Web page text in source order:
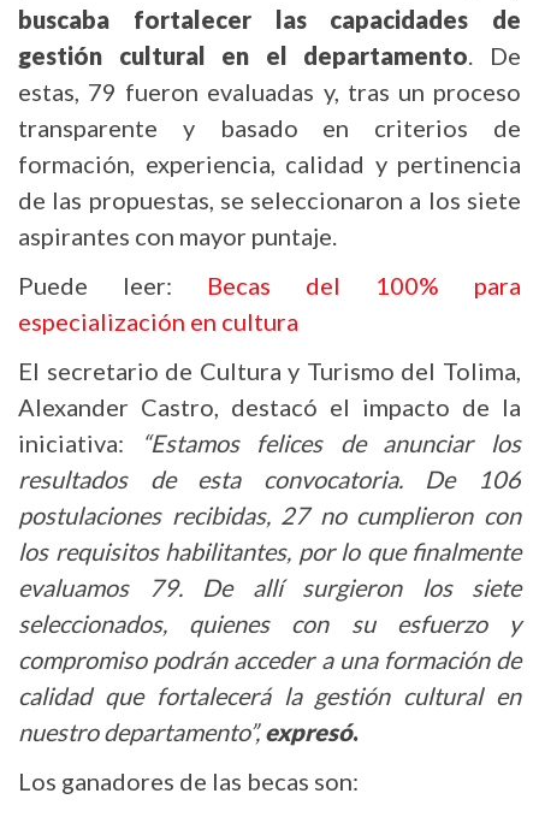
buscaba fortalecer las capacidades de
gestión cultural en el departamento. De
estas, 79 fueron evaluadas y, tras un proceso
transparente y basado en criterios de
formación, experiencia, calidad y pertinencia
de las propuestas, se seleccionaron a los siete
aspirantes con mayor puntaje.
Puede leer: Becas del 100% para
especialización en cultura
El secretario de Cultura y Turismo del Tolima,
Alexander Castro, destacó el impacto de la
iniciativa:
“Estamos felices de anunciar los
resultados de esta convocatoria. De 106
postulaciones recibidas, 27 no cumplieron con
los requisitos habilitantes, por lo que finalmente
evaluamos 79. De allí surgieron los siete
seleccionados, quienes con su esfuerzo y
compromiso podrán acceder a una formación de
calidad que fortalecerá la gestión cultural en
nuestro departamento”,expresó.
Los ganadores de las becas son: